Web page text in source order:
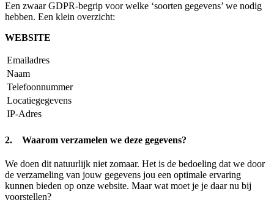
Een zwaar GDPR-begrip voor welke ‘soorten gegevens’ we nodig
hebben. Een klein overzicht:
WEBSITE
Emailadres
Naam
Telefoonnummer
Locatiegegevens
IP-Adres
2. Waarom verzamelen we deze gegevens?
We doen dit natuurlijk niet zomaar. Het is de bedoeling dat we door
de verzameling van jouw gegevens jou een optimale ervaring
kunnen bieden op onze website. Maar wat moet je je daar nu bij
voorstellen?